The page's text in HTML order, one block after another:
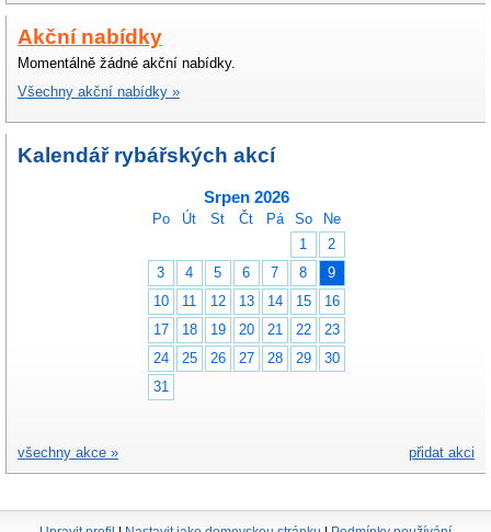
Akční nabídky
Momentálně žádné akční nabídky.
Všechny akční nabídky »
Kalendář rybářských akcí
Srpen 2026
Po Út St Čt Pá So
Ne
1
2
3
4 5 6 7 8
9
10
11 12 13 14 15
16
17
18 19 20 21 22
23
24
25 26 27 28 29
30
31
přidat akci
všechny akce »